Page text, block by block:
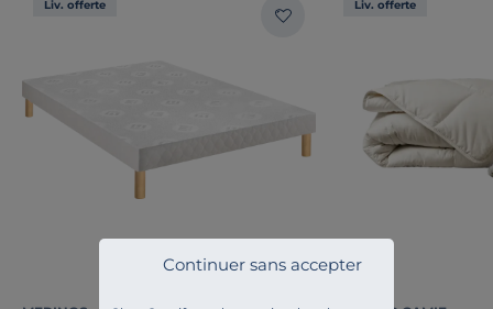
Continuer sans accepter
Liv. offerte Liv. offerte